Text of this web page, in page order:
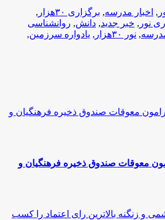
, اخبار مدرسه, برگزاری ۳۰هزار
,
نور , خبر جدید, دانش, روانشناسی
, نور ۳۰هزار , یادواره سرزمین,
معوقات صندوق ذخیره فرهنگیان و